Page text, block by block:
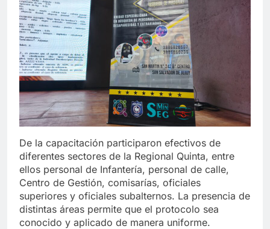
De la capacitación participaron efectivos de
diferentes sectores de la Regional Quinta, entre
ellos personal de Infantería, personal de calle,
Centro de Gestión, comisarías, oficiales
superiores y oficiales subalternos. La presencia de
distintas áreas permite que el protocolo sea
conocido y aplicado de manera uniforme.